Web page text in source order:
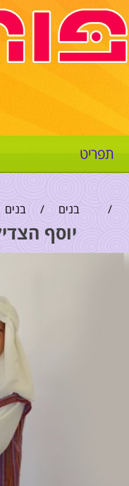
תפריט
/ בנים / בנים
יוסף